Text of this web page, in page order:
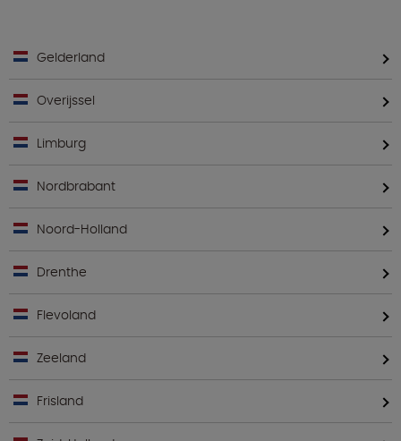
Gelderland
Overijssel
Limburg
Nordbrabant
Noord-Holland
Drenthe
Flevoland
Zeeland
Frisland